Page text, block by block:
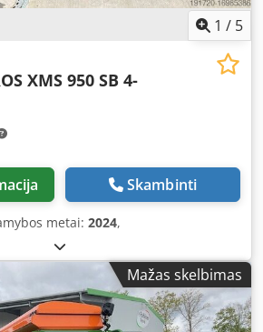
1 / 5
XMS 950 SB 4-
Skambinti
metai: 2024,
Mažas skelbimas